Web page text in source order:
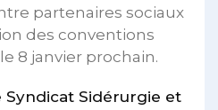
partenaires sociaux
des conventions
8 janvier prochain.
Sidérurgie et